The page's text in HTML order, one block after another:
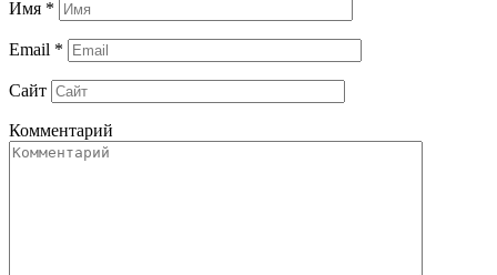
Имя *
Email *
Сайт
Комментарий